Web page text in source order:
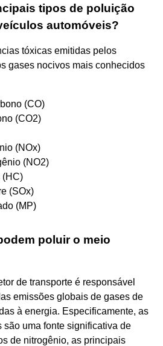
tipos de poluição
automóveis?
tóxicas emitidas pelos
gases nocivos mais conhecidos
(CO)
(CO2)
(NOx)
(NO2)
(HC)
(SOx)
(MP)
poluir o meio
de transporte é responsável
emissões globais de gases de
à energia. Especificamente, as
uma fonte significativa de
de nitrogênio, as principais